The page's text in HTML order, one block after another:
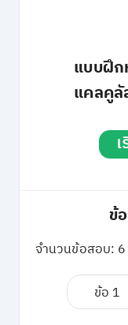
แบบฝึก
แคลคูลั
ข้
จำนวนข้อสอบ:
ข้อ 1